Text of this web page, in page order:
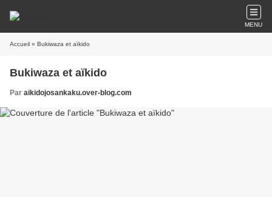
MENU
Accueil » Bukiwaza et aïkido
Bukiwaza et aïkido
Par aikidojosankaku.over-blog.com